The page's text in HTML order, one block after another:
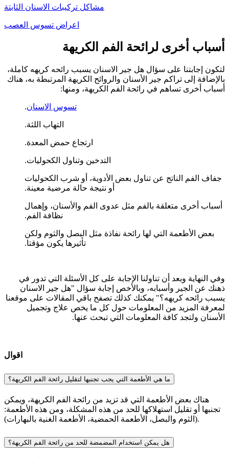
مشاكل تركيبات الاسنان الثابتة
اعراض تسوس العصب
أسباب أخرى لرائحة الفم الكريهة
لتكون إجابتنا على سؤال هل جير الاسنان يسبب رائحه كريهه كاملة،
بالإضافة إلى تراكم جير الأسنان والروائح الكريهة المرتبطة به، هناك
أسباب أخرى تساهم في رائحة الفم الكريهة، ومنها:
تسوس الاسنان.
التهاب اللثة.
ارتجاع حمض المعدة.
التدخين وتناول الكحوليات.
جفاف الفم الناتج عن تناول بعض الأدوية، أو شرب الكحوليات
أو نتيجة حالة مرضية معينة.
أسباب أخرى متعلقة بالفم مثل عدوى الفم والأسنان، وإهمال
نظافة الفم.
بعض الأطعمة التي لها رائحة نفاذة مثل البصل والثوم ولكن
تأثيرها يكون مؤقتا.
وفي النهاية وبعد أن تناولنا الإجابة على كل الأسئلة التي تدور في
ذهنك عن الجير وأسبابه، وبالأخص إجابة سؤال "هل جير الاسنان
يسبب رائحه كريهه؟" يمكنك كذلك تصفح باقي المقالات على موقعنا
لمعرفة المزيد من المعلومات حول كل ما يخص علاج وتجميل
الأسنان ولتجد كافة المعلومات التي تبحث عنها.
اقوال
ما هي الأطعمة التي يجب تجنبها لتقليل رائحة الفم الكريهة؟
هناك بعض الأطعمة التي قد تزيد من رائحة الفم الكريهة، ويمكن
تجنبها أو تقليل استهلاكها للحد من هذه المشكلة، ومن هذه الأطعمة:
(الثوم والبصل، الأطعمة الحمضية، الأطعمة الغنية بالبهارات).
هل يمكن استخدام المضمضة للحد من رائحة الفم الكريهة؟